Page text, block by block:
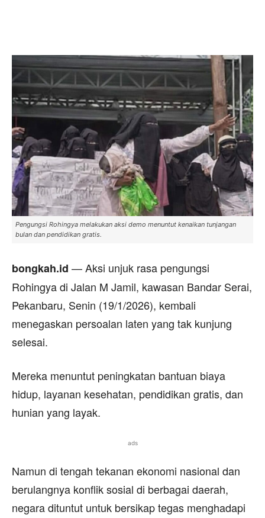
Pengungsi Rohingya melakukan aksi demo menuntut kenaikan tunjangan
bulan dan pendidikan gratis.
bongkah.id — Aksi unjuk rasa pengungsi
Rohingya di Jalan M Jamil, kawasan Bandar Serai,
Pekanbaru, Senin (19/1/2026), kembali
menegaskan persoalan laten yang tak kunjung
selesai.
Mereka menuntut peningkatan bantuan biaya
hidup, layanan kesehatan, pendidikan gratis, dan
hunian yang layak.
ads
Namun di tengah tekanan ekonomi nasional dan
berulangnya konflik sosial di berbagai daerah,
negara dituntut untuk bersikap tegas menghadapi